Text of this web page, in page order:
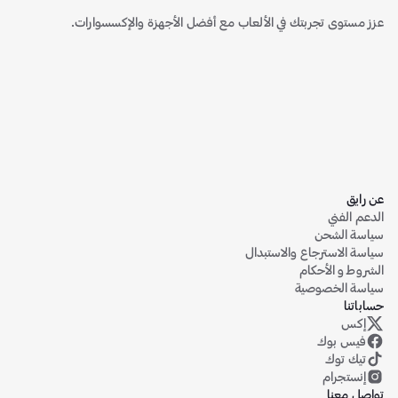
عزز مستوى تجربتك في الألعاب مع أفضل الأجهزة والإكسسوارات.
عن رايق
الدعم الفني
سياسة الشحن
سياسة الاسترجاع والاستبدال
الشروط و الأحكام
سياسة الخصوصية
حساباتنا
حساب رايق على منصة إكس (تويتر سابقاً)
إكس
فيس بوك
تيك توك
إنستجرام
تواصل معنا